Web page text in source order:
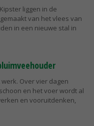
liggen in de
van het vlees van
in een nieuwe stal in
Over vier dagen
en het voer wordt al
en vooruitdenken,